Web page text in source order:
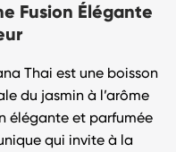
Fusion Élégante
Thai est une boisson
du jasmin à l’arôme
élégante et parfumée
qui invite à la